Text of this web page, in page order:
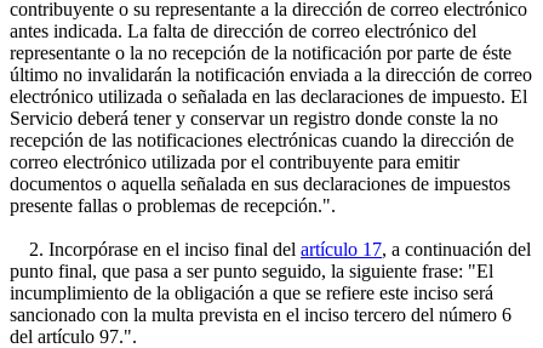
contribuyente o su representante a la dirección de correo electrónico
antes indicada. La falta de dirección de correo electrónico del
representante o la no recepción de la notificación por parte de éste
último no invalidarán la notificación enviada a la dirección de correo
electrónico utilizada o señalada en las declaraciones de impuesto. El
Servicio deberá tener y conservar un registro donde conste la no
recepción de las notificaciones electrónicas cuando la dirección de
correo electrónico utilizada por el contribuyente para emitir
documentos o aquella señalada en sus declaraciones de impuestos
presente fallas o problemas de recepción.".
2. Incorpórase en el inciso final del artículo 17, a continuación del
punto final, que pasa a ser punto seguido, la siguiente frase: "El
incumplimiento de la obligación a que se refiere este inciso será
sancionado con la multa prevista en el inciso tercero del número 6
del artículo 97.".